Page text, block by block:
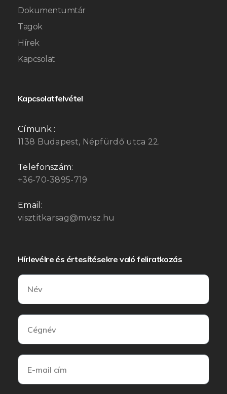
Dokumentumtár
Tagok
Hírek
Kapcsolat
Kapcsolatfelvétel
Címünk :
1138 Budapest, Népfürdő utca 22.
Telefonszám:
+36-70-3895-719
Email:
visztitkarsag@mvisz.hu
Hírlevélre és értesítésekre való feliratkozás